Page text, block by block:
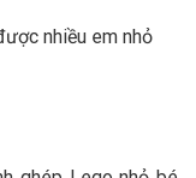
nhiều em nhỏ